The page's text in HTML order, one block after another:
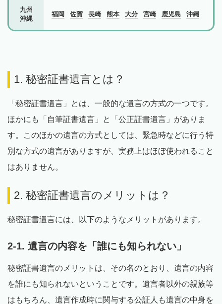
九州
沖縄
福岡 佐賀 長崎 熊本 大分 宮崎 鹿児島 沖縄
1. 秘密証書遺言とは？
「秘密証書遺言」とは、一般的な遺言の方式の一つです。
ほかにも「自筆証書遺言」と「公正証書遺言」がありま
す。このほかの遺言の方式としては、緊急時などに行う特
別な方式の遺言がありますが、実務上はほぼ使われること
はありません。
2. 秘密証書遺言のメリットは？
秘密証書遺言には、以下のようなメリットがあります。
2-1. 遺言の内容を「誰にも知られない」
秘密証書遺言のメリットは、その名のとおり、遺言の内容
を誰にも知られないということです。遺言者以外の親族等
はもちろん、遺言作成時に関与する公証人も遺言の中身を